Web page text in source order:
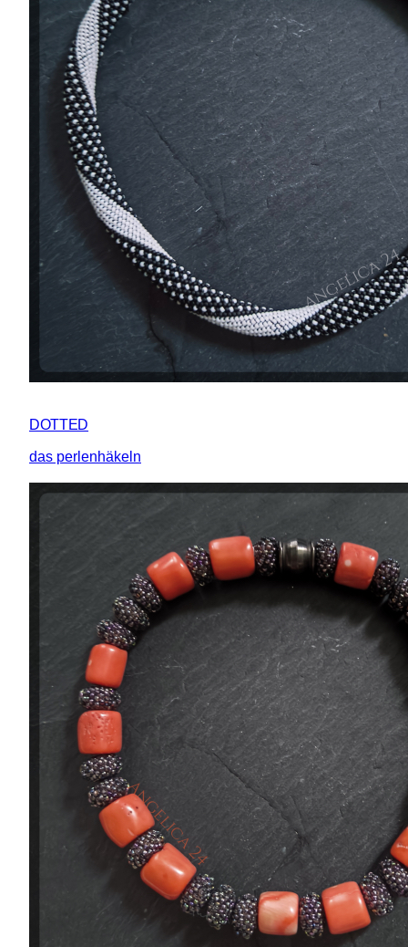
DOTTED
das perlenhäkeln